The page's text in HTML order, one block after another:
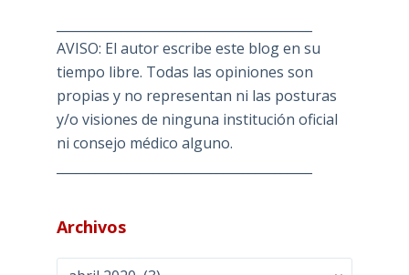
AVISO: El autor escribe este blog en su
tiempo libre. Todas las opiniones son
propias y no representan ni las posturas
y/o visiones de ninguna institución oficial
ni consejo médico alguno.
Archivos
Archivos